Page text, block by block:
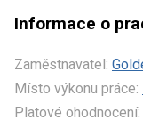
Informace o
Zaměstnavatel:
Místo výkonu práce:
Platové ohodnocení: